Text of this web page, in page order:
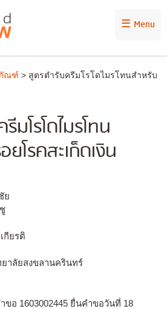
☰ Menu
ภัณฑ์ > สูตรตำรับครีมโรโดไมรโทนสำหรับ
มโรโดไมรโทน
โรคสะเก็ดเงิน
ย
กียรติ
าลัยสงขลานครินทร์
อ 1603002445 ยื่นคำขอวันที่ 18